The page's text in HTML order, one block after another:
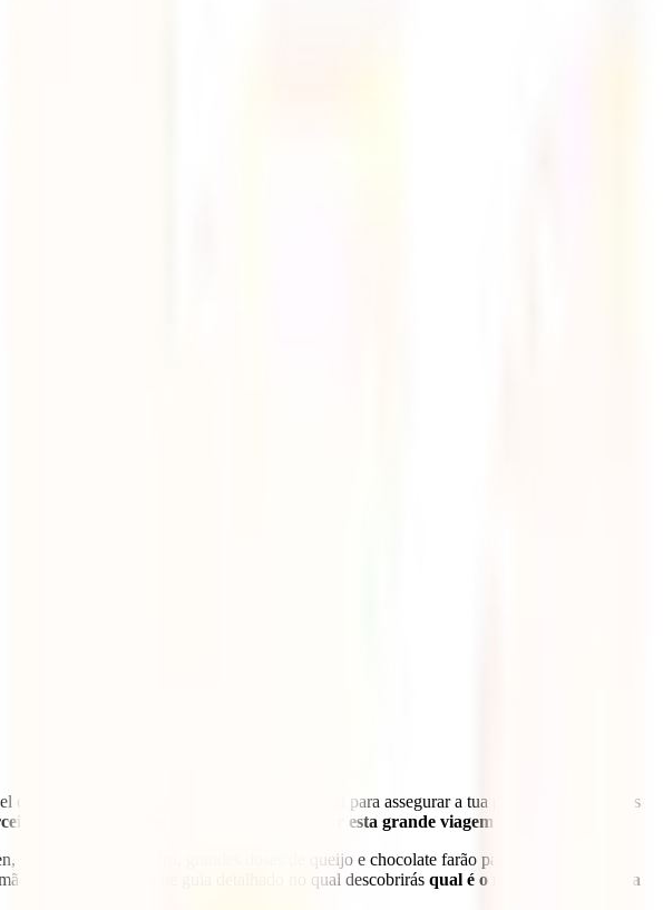
que te estejas a perguntar qual é a política ideal para assegurar a tua proteção em todos os
pilar no qual deves começar a organizar esta grande viagem.
belos Alpes e, claro, grandes doses de queijo e chocolate farão parte desta grande
criámos para ti este guia detalhado no qual descobrirás qual é o melhor seguro para